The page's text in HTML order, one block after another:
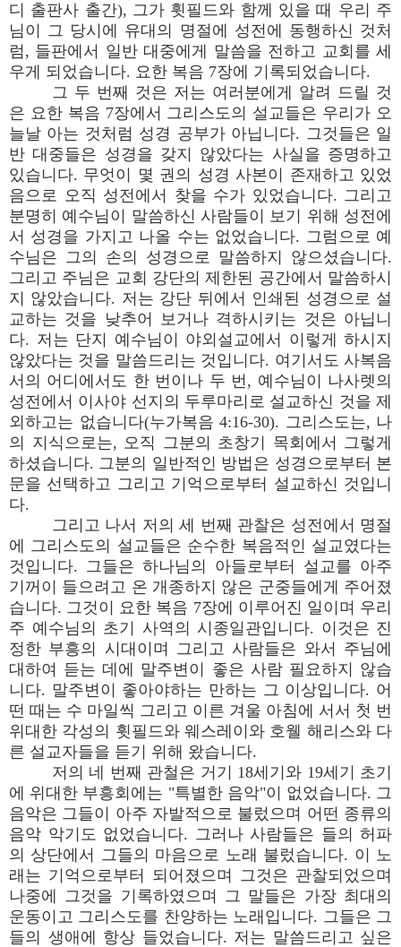
디 출판사 출간), 그가 휫필드와 함께 있을 때 우리 주
님이 그 당시에 유대의 명절에 성전에 동행하신 것처
럼, 들판에서 일반 대중에게 말씀을 전하고 교회를 세
우게 되었습니다. 요한 복음 7장에 기록되었습니다.
그 두 번째 것은 저는 여러분에게 알려 드릴 것
은 요한 복음 7장에서 그리스도의 설교들은 우리가 오
늘날 아는 것처럼 성경 공부가 아닙니다. 그것들은 일
반 대중들은 성경을 갖지 않았다는 사실을 증명하고
있습니다. 무엇이 몇 권의 성경 사본이 존재하고 있었
음으로 오직 성전에서 찾을 수가 있었습니다. 그리고
분명히 예수님이 말씀하신 사람들이 보기 위해 성전에
서 성경을 가지고 나올 수는 없었습니다. 그럼으로 예
수님은 그의 손의 성경으로 말씀하지 않으셨습니다.
그리고 주님은 교회 강단의 제한된 공간에서 말씀하시
지 않았습니다. 저는 강단 뒤에서 인쇄된 성경으로 설
교하는 것을 낮추어 보거나 격하시키는 것은 아닙니
다. 저는 단지 예수님이 야외설교에서 이렇게 하시지
않았다는 것을 말씀드리는 것입니다. 여기서도 사복음
서의 어디에서도 한 번이나 두 번, 예수님이 나사렛의
성전에서 이사야 선지의 두루마리로 설교하신 것을 제
외하고는 없습니다(누가복음 4:16-30). 그리스도는, 나
의 지식으로는, 오직 그분의 초창기 목회에서 그렇게
하셨습니다. 그분의 일반적인 방법은 성경으로부터 본
문을 선택하고 그리고 기억으로부터 설교하신 것입니
다.
그리고 나서 저의 세 번째 관찰은 성전에서 명절
에 그리스도의 설교들은 순수한 복음적인 설교였다는
것입니다. 그들은 하나님의 아들로부터 설교를 아주
기꺼이 들으려고 온 개종하지 않은 군중들에게 주어졌
습니다. 그것이 요한 복음 7장에 이루어진 일이며 우리
주 예수님의 초기 사역의 시종일관입니다. 이것은 진
정한 부흥의 시대이며 그리고 사람들은 와서 주님에
대하여 듣는 데에 말주변이 좋은 사람 필요하지 않습
니다. 말주변이 좋아야하는 만하는 그 이상입니다. 어
떤 때는 수 마일씩 그리고 이른 겨울 아침에 서서 첫 번
위대한 각성의 휫필드와 웨스레이와 호웰 해리스와 다
른 설교자들을 듣기 위해 왔습니다.
저의 네 번째 관철은 거기 18세기와 19세기 초기
에 위대한 부흥회에는 "특별한 음악"이 없었습니다. 그
음악은 그들이 아주 자발적으로 불렀으며 어떤 종류의
음악 악기도 없었습니다. 그러나 사람들은 들의 허파
의 상단에서 그들의 마음으로 노래 불렀습니다. 이 노
래는 기억으로부터 되어졌으며 그것은 관찰되었으며
나중에 그것을 기록하였으며 그 말들은 가장 최대의
운동이고 그리스도를 찬양하는 노래입니다. 그들은 그
들의 생애에 항상 들었습니다. 저는 말씀드리고 싶은